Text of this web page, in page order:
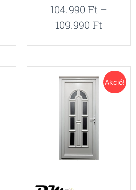
104.990 Ft –
109.990 Ft
Akció!